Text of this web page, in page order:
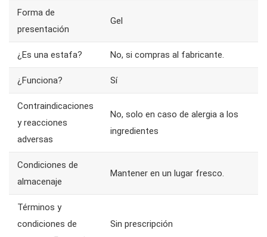
Forma de
presentación
Gel
¿Es una estafa? No, si compras al fabricante.
¿Funciona? Sí
Contraindicaciones
y reacciones
adversas
No, solo en caso de alergia a los
ingredientes
Condiciones de
almacenaje
Mantener en un lugar fresco.
Términos y
condiciones de
Sin prescripción